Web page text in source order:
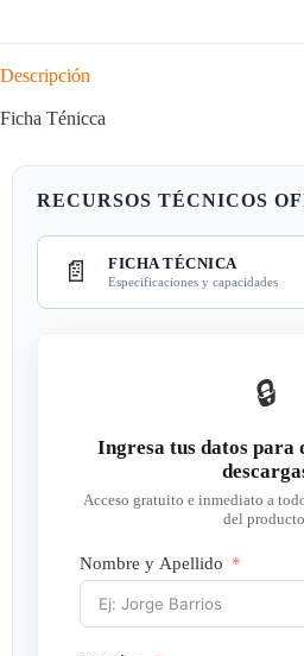
Descripción
Ficha Ténicca
RECURSOS TÉCNICOS
📄 FICHA TÉCNICA
Especificaciones y capacidades
🔒
Ingresa tus datos para
Acceso gratuito e inmediato a
del producto.
Nombre y Apellido